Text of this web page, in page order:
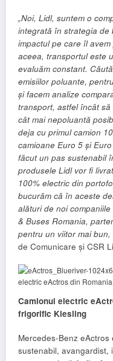
„Noi, Lidl, suntem o
integrată în strategia de
impactul pe care îl
aceea, transportul este
evaluăm constant.
emisiilor poluante,
și facem analize
transport, astfel încât
cât mai nepoluantă
deja cu primul camion
camioane Euro 5 și
făcut un pas sustenabil
produsele Lidl vor fi
100% electric din
bucurăm că în aceste
alături de noi
& Buses Romania,
pentru un viitor mai bun,
de Comunicare și CSR
Camionul electric
frigorific Kiesling
Mercedes-Benz
sustenabil, avangardist,